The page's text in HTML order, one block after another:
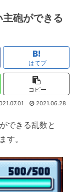
砲ができる
はてブ
コピー
2021.06.28
できる乱数と
す。